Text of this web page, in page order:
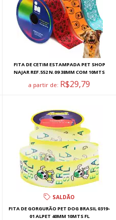
FITA DE CETIM ESTAMPADA PET SHOP
NAJAR REF.552 N.09 38MM COM 10MTS
a partir de: R$29,79
SALDÃO
FITA DE GORGURÃO PET DOG BRASIL 0319-
01 ALPET 40MM 10MTS FL